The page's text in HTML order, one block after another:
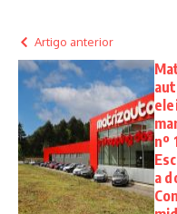
Artigo anterior
nº
a